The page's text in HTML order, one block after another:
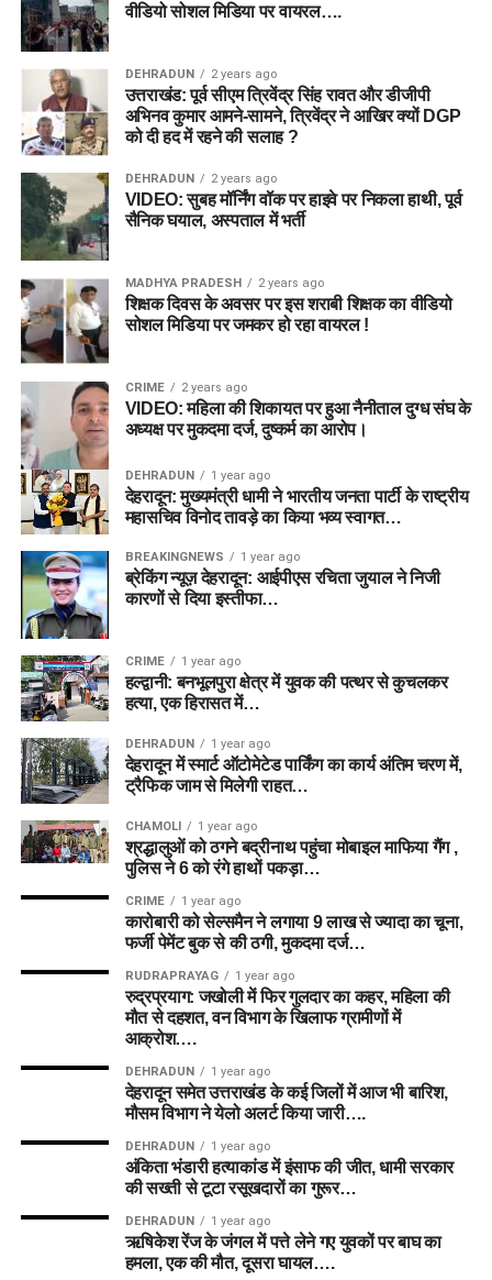
वीडियो सोशल मिडिया पर वायरल….
DEHRADUN 2 years ago
उत्तराखंड: पूर्व सीएम त्रिवेंद्र सिंह रावत और डीजीपी
अभिनव कुमार आमने-सामने, त्रिवेंद्र ने आखिर क्यों DGP
को दी हद में रहने की सलाह ?
DEHRADUN 2 years ago
VIDEO: सुबह मॉर्निंग वॉक पर हाइवे पर निकला हाथी, पूर्व
सैनिक घयाल, अस्पताल में भर्ती
MADHYA PRADESH 2 years ago
शिक्षक दिवस के अवसर पर इस शराबी शिक्षक का वीडियो
सोशल मिडिया पर जमकर हो रहा वायरल !
CRIME 2 years ago
VIDEO: महिला की शिकायत पर हुआ नैनीताल दुग्ध संघ के
अध्यक्ष पर मुकदमा दर्ज, दुष्कर्म का आरोप।
DEHRADUN 1 year ago
देहरादून: मुख्यमंत्री धामी ने भारतीय जनता पार्टी के राष्ट्रीय
महासचिव विनोद तावड़े का किया भव्य स्वागत…
BREAKINGNEWS 1 year ago
ब्रेकिंग न्यूज़ देहरादून: आईपीएस रचिता जुयाल ने निजी
कारणों से दिया इस्तीफा…
CRIME 1 year ago
हल्द्वानी: बनभूलपुरा क्षेत्र में युवक की पत्थर से कुचलकर
हत्या, एक हिरासत में…
DEHRADUN 1 year ago
देहरादून में स्मार्ट ऑटोमेटेड पार्किंग का कार्य अंतिम चरण में,
ट्रैफिक जाम से मिलेगी राहत…
CHAMOLI 1 year ago
श्रद्धालुओं को ठगने बद्रीनाथ पहुंचा मोबाइल माफिया गैंग ,
पुलिस ने 6 को रंगे हाथों पकड़ा…
CRIME 1 year ago
कारोबारी को सेल्समैन ने लगाया 9 लाख से ज्यादा का चूना,
फर्जी पेमेंट बुक से की ठगी, मुकदमा दर्ज…
RUDRAPRAYAG 1 year ago
रुद्रप्रयाग: जखोली में फिर गुलदार का कहर, महिला की
मौत से दहशत, वन विभाग के खिलाफ ग्रामीणों में
आक्रोश….
DEHRADUN 1 year ago
देहरादून समेत उत्तराखंड के कई जिलों में आज भी बारिश,
मौसम विभाग ने येलो अलर्ट किया जारी….
DEHRADUN 1 year ago
अंकिता भंडारी हत्याकांड में इंसाफ की जीत, धामी सरकार
की सख्ती से टूटा रसूखदारों का गुरूर…
DEHRADUN 1 year ago
ऋषिकेश रेंज के जंगल में पत्ते लेने गए युवकों पर बाघ का
हमला, एक की मौत, दूसरा घायल….